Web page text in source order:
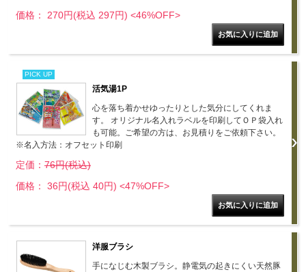
価格： 270円(税込 297円) <46%OFF>
PICK UP
活気湯1P
心を落ち着かせゆったりとした気分にしてくれま
す。 オリジナル名入れラベルを印刷してＯＰ袋入れ
も可能。ご希望の方は、お見積りをご依頼下さい。
※名入方法：オフセット印刷
定価： 76円(税込)
価格： 36円(税込 40円) <47%OFF>
洋服ブラシ
手になじむ木製ブラシ。静電気の起きにくい天然豚